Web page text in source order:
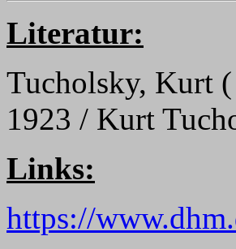
Literatur:
Tucholsky, Kurt
1923 / Kurt
Links:
https://